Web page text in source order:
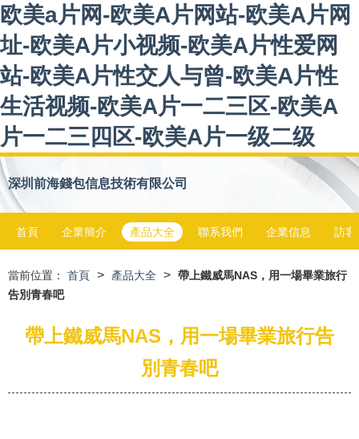
欧美a片网-欧美A片网站-欧美A片网
址-欧美A片小视频-欧美A片性爱网
站-欧美A片性交人与曾-欧美A片性
生活视频-欧美A片一二三区-欧美A
片一二三四区-欧美A片一级二级
深圳前海錢包信息技術有限公司
首頁 企業簡介 產品大全 聯系我們 企業信息 訪客
當前位置： 首頁 > 產品大全 > 帶上鐵威馬NAS，用一場畢業旅行
告別青春吧
帶上鐵威馬NAS，用一場畢業旅行告
別青春吧